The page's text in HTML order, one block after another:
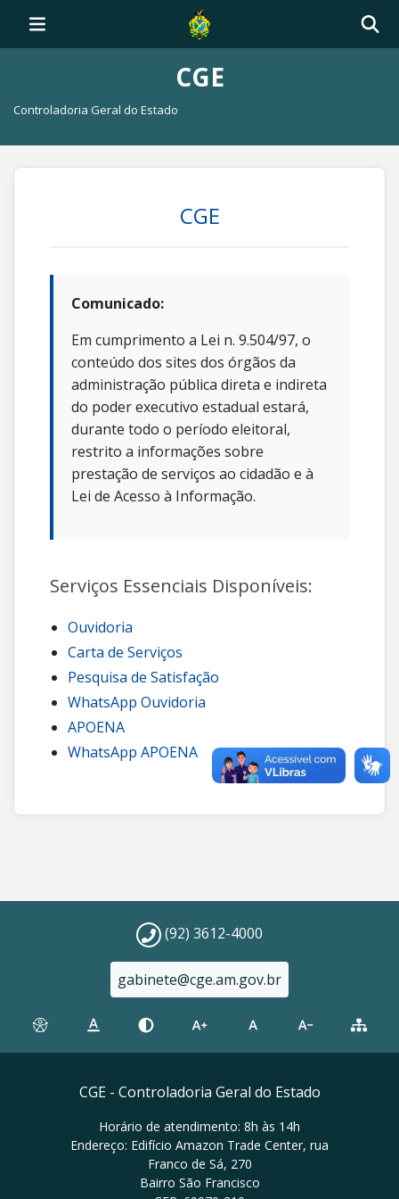
CGE
Controladoria Geral do Estado
CGE
Comunicado:
Em cumprimento a Lei n. 9.504/97, o
conteúdo dos sites dos órgãos da
administração pública direta e indireta
do poder executivo estadual estará,
durante todo o período eleitoral,
restrito a informações sobre
prestação de serviços ao cidadão e à
Lei de Acesso à Informação.
Serviços Essenciais Disponíveis:
Ouvidoria
Carta de Serviços
Pesquisa de Satisfação
WhatsApp Ouvidoria
APOENA
WhatsApp APOENA
(92) 3612-4000
gabinete@cge.am.gov.br
CGE - Controladoria Geral do Estado
Horário de atendimento: 8h às 14h
Endereço: Edifício Amazon Trade Center, rua
Franco de Sá, 270
Bairro São Francisco